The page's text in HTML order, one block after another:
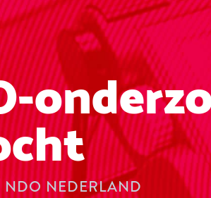
NDO NEDERLAND